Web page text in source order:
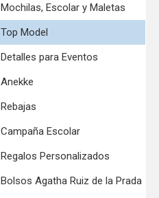
Mochilas, Escolar y Maletas
Top Model
Detalles para Eventos
Anekke
Rebajas
Campaña Escolar
Regalos Personalizados
Bolsos Agatha Ruiz de la Prada